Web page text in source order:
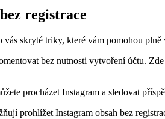
registrace
skryté triky, které vám pomohou
bez nutnosti vytvoření účtu.
procházet Instagram a sledovat
prohlížet Instagram obsah bez